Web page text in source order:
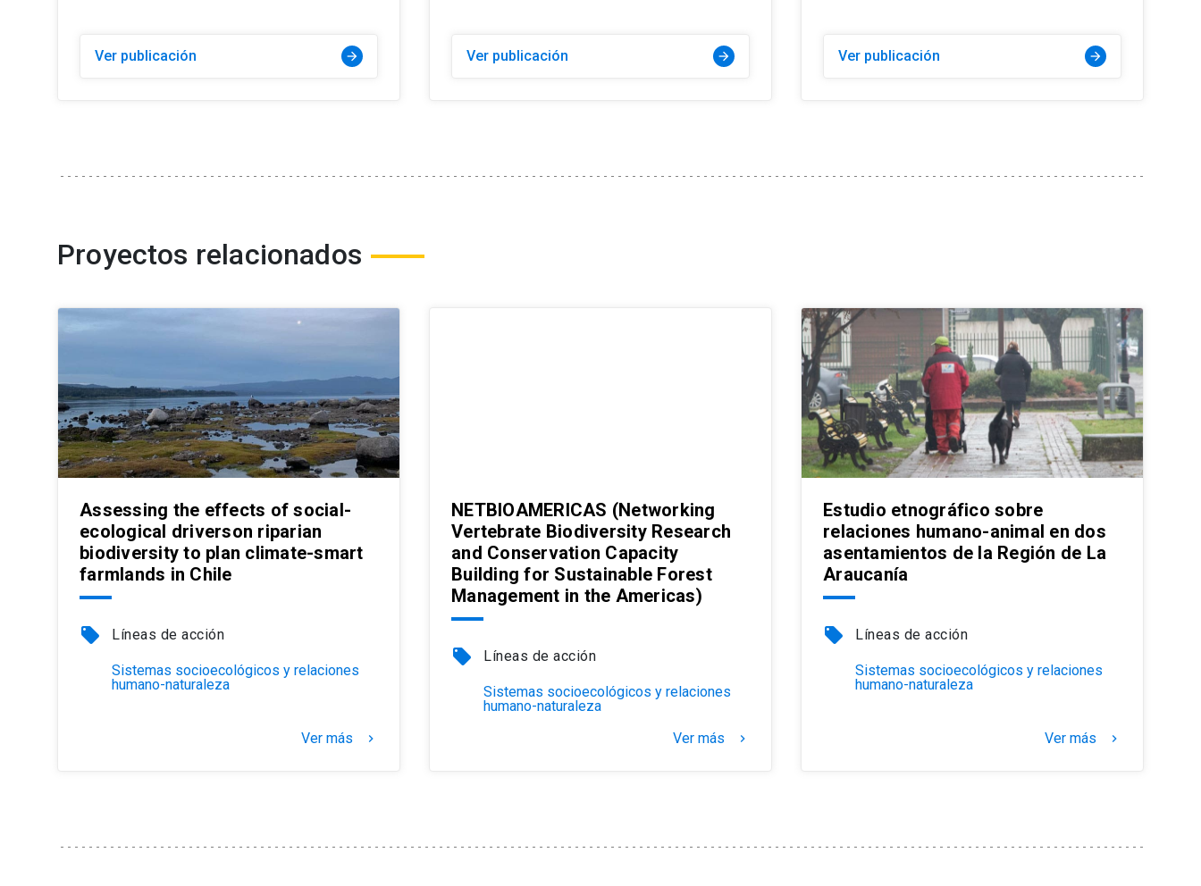
Ver publicación arrow_forward Ver publicación arrow_forward Ver publicación arrow_forward
Proyectos relacionados
Assessing the effects of social-
ecological driverson riparian
biodiversity to plan climate-smart
farmlands in Chile
local_offer Líneas de acción
Sistemas socioecológicos y relaciones
humano-naturaleza
Ver más keyboard_arrow_right
NETBIOAMERICAS (Networking
Vertebrate Biodiversity Research
and Conservation Capacity
Building for Sustainable Forest
Management in the Americas)
local_offer Líneas de acción
Sistemas socioecológicos y relaciones
humano-naturaleza
Ver más
keyboard_arrow_right
Estudio etnográfico sobre
relaciones humano-animal en dos
asentamientos de la Región de La
Araucanía
local_offer Líneas de acción
Sistemas socioecológicos y relaciones
humano-naturaleza
Ver más keyboard_arrow_right